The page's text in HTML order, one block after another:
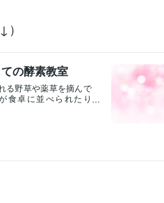
の酵素教室
る野草や薬草を摘んで
食卓に並べられたり
野草摘みをしている
「なんの形に見える
伸び伸びと幼少期を
からか家庭を持った
どをできるだけ食卓に